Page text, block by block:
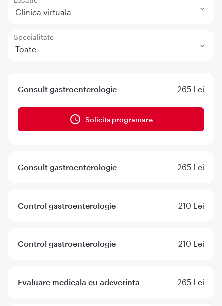
Clinica virtuala
Specialitate
Toate
Consult gastroenterologie 265 Lei
Solicita programare
Consult gastroenterologie 265 Lei
Control gastroenterologie 210 Lei
Control gastroenterologie 210 Lei
Evaluare medicala cu adeverinta 265 Lei